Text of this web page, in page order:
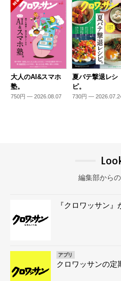
大人のAI&スマホ
塾。
750円 — 2026.08.07
夏バテ撃退レシ
ピ。
730円 —
編集部から
『クロワッサン』
アプリ
クロワッサンの定